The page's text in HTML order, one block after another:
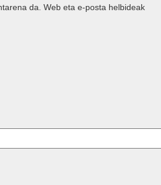
da. Web eta e-posta helbideak